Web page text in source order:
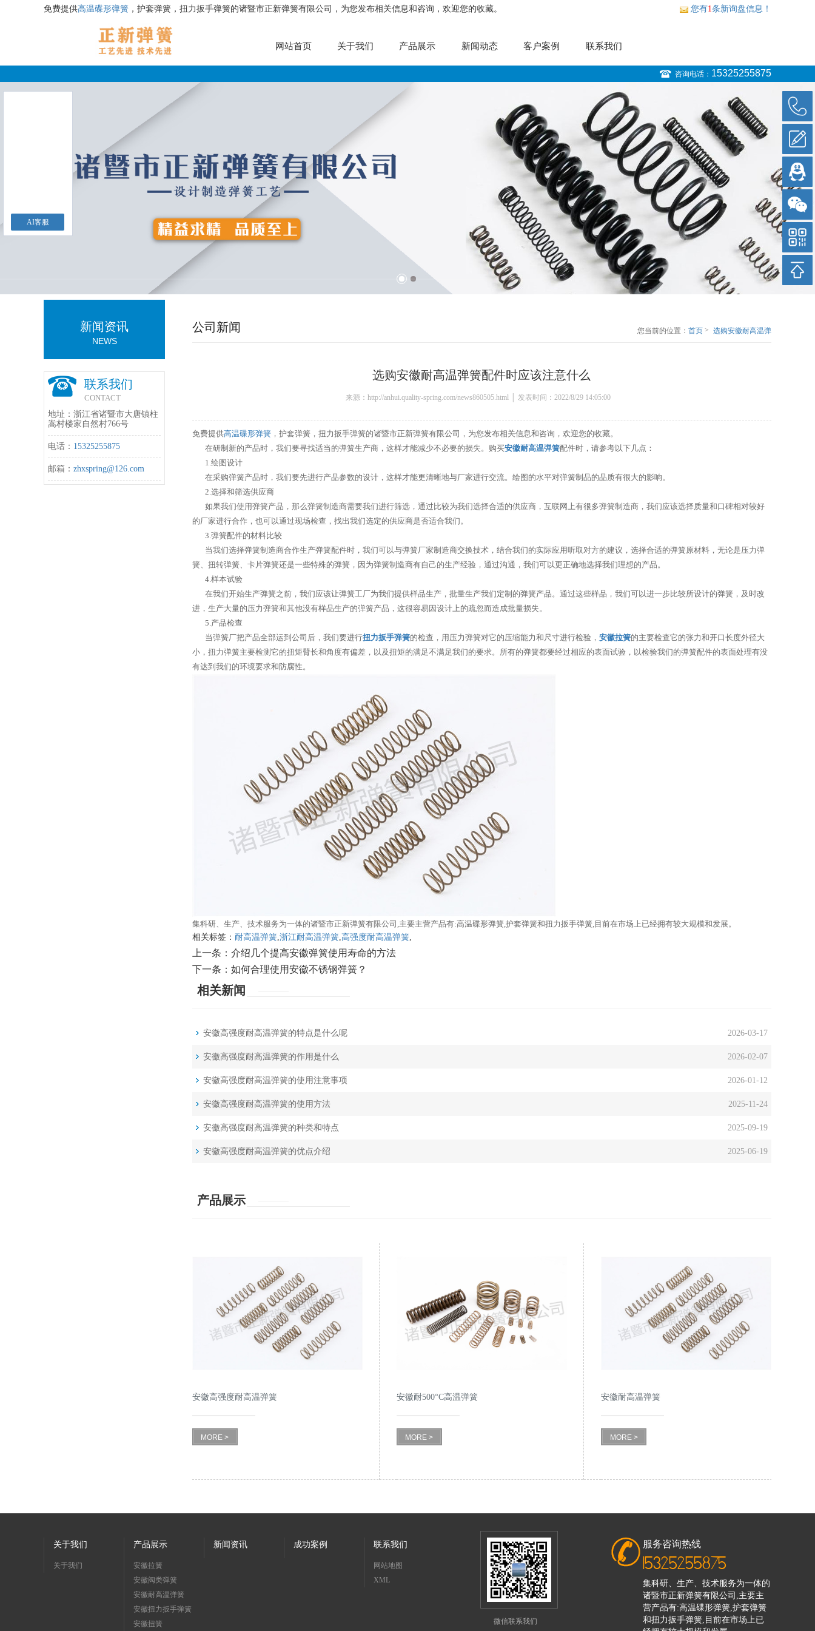
免费提供高温碟形弹簧 ，护套弹簧，扭力扳手弹簧的诸暨市正新弹簧有限公司，为您发布相关信息和咨询，欢迎您的收藏。 您有1条新询盘信息！
网站首页 关于我们 产品展示 新闻动态 客户案例 联系我们
咨询电话： 15325255875
新闻资讯
NEWS
联系我们
CONTACT
地址：浙江省诸暨市大唐镇柱
嵩村楼家自然村766号
电话： 15325255875
邮箱： zhxspring@126.com
公司新闻 您当前的位置： 首页 > 选购安徽耐高温弹
选购安徽耐高温弹簧配件时应该注意什么
来源：http://anhui.quality-spring.com/news860505.html │ 发表时间：2022/8/29 14:05:00
免费提供高温碟形弹簧，护套弹簧，扭力扳手弹簧的诸暨市正新弹簧有限公司，为您发布相关信息和咨询，欢迎您的收藏。
在研制新的产品时，我们要寻找适当的弹簧生产商，这样才能减少不必要的损失。购买安徽耐高温弹簧配件时，请参考以下几点：
1.绘图设计
在采购弹簧产品时，我们要先进行产品参数的设计，这样才能更清晰地与厂家进行交流。绘图的水平对弹簧制品的品质有很大的影响。
2.选择和筛选供应商
如果我们使用弹簧产品，那么弹簧制造商需要我们进行筛选，通过比较为我们选择合适的供应商，互联网上有很多弹簧制造商，我们应该选择质量和口碑相对较好
的厂家进行合作，也可以通过现场检查，找出我们选定的供应商是否适合我们。
3.弹簧配件的材料比较
当我们选择弹簧制造商合作生产弹簧配件时，我们可以与弹簧厂家制造商交换技术，结合我们的实际应用听取对方的建议，选择合适的弹簧原材料，无论是压力弹
簧、扭转弹簧、卡片弹簧还是一些特殊的弹簧，因为弹簧制造商有自己的生产经验，通过沟通，我们可以更正确地选择我们理想的产品。
4.样本试验
在我们开始生产弹簧之前，我们应该让弹簧工厂为我们提供样品生产，批量生产我们定制的弹簧产品。通过这些样品，我们可以进一步比较所设计的弹簧，及时改
进，生产大量的压力弹簧和其他没有样品生产的弹簧产品，这很容易因设计上的疏忽而造成批量损失。
5.产品检查
当弹簧厂把产品全部运到公司后，我们要进行扭力扳手弹簧的检查，用压力弹簧对它的压缩能力和尺寸进行检验， 安徽拉簧的主要检查它的张力和开口长度外径大
小，扭力弹簧主要检测它的扭矩臂长和角度有偏差，以及扭矩的满足不满足我们的要求。所有的弹簧都要经过相应的表面试验，以检验我们的弹簧配件的表面处理有没
有达到我们的环境要求和防腐性。
集科研、生产、技术服务为一体的诸暨市正新弹簧有限公司,主要主营产品有:高温碟形弹簧,护套弹簧和扭力扳手弹簧,目前在市场上已经拥有较大规模和发展。
相关标签： 耐高温弹簧,浙江耐高温弹簧,高强度耐高温弹簧,
上一条： 介绍几个提高安徽弹簧使用寿命的方法
下一条： 如何合理使用安徽不锈钢弹簧？
相关新闻
安徽高强度耐高温弹簧的特点是什么呢 2026-03-17
安徽高强度耐高温弹簧的作用是什么 2026-02-07
安徽高强度耐高温弹簧的使用注意事项 2026-01-12
安徽高强度耐高温弹簧的使用方法 2025-11-24
安徽高强度耐高温弹簧的种类和特点 2025-09-19
安徽高强度耐高温弹簧的优点介绍 2025-06-19
产品展示
安徽高强度耐高温弹簧
MORE >
安徽耐500°C高温弹簧
MORE >
安徽耐高温弹簧
MORE >
关于我们
关于我们
产品展示
安徽拉簧
安徽阀类弹簧
安徽耐高温弹簧
安徽扭力扳手弹簧
安徽扭簧
新闻资讯 成功案例 联系我们
网站地图
XML
微信联系我们
服务咨询热线
15325255875
集科研、生产、技术服务为一体的
诸暨市正新弹簧有限公司,主要主
营产品有:高温碟形弹簧,护套弹簧
和扭力扳手弹簧,目前在市场上已
AI客服